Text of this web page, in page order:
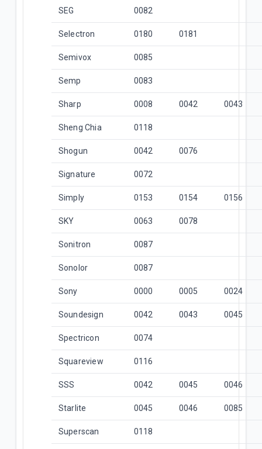
SEG 0082
Selectron 0180 0181
Semivox 0085
Semp 0083
Sharp 0008 0042 0043
Sheng Chia 0118
Shogun 0042 0076
Signature 0072
Simply 0153 0154 0156
SKY 0063 0078
Sonitron 0087
Sonolor 0087
Sony 0000 0005 0024
Soundesign 0042 0043 0045
Spectricon 0074
Squareview 0116
SSS 0042 0045 0046
Starlite 0045 0046 0085
Superscan 0118